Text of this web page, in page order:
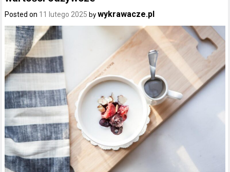
Posted on 11 lutego 2025 bywykrawacze.pl